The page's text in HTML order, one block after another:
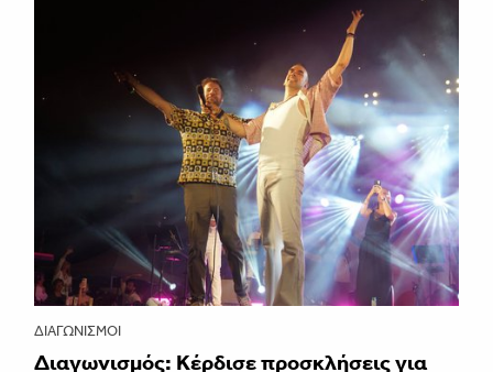
ΔΙΑΓΩΝΙΣΜΟΊ
Διαγωνισμός: Κέρδισε προσκλήσεις για